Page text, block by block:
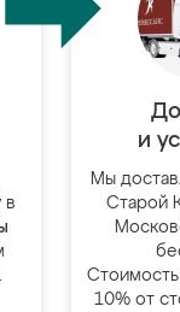
в
и
Мы
Старой
10% от